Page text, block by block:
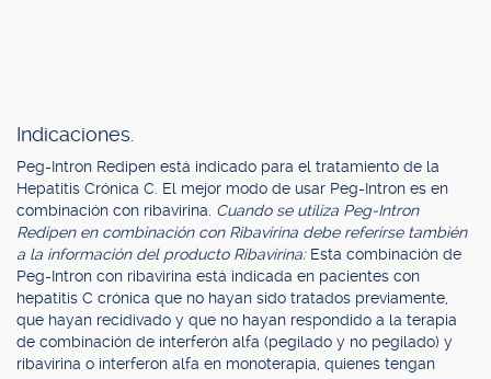
Indicaciones.
Peg-Intron Redipen está indicado para el tratamiento de la
Hepatitis Crónica C. El mejor modo de usar Peg-Intron es en
combinación con ribavirina. Cuando se utiliza Peg-Intron
Redipen en combinación con Ribavirina debe referirse también
a la información del producto Ribavirina: Esta combinación de
Peg-Intron con ribavirina está indicada en pacientes con
hepatitis C crónica que no hayan sido tratados previamente,
que hayan recidivado y que no hayan respondido a la terapia
de combinación de interferón alfa (pegilado y no pegilado) y
ribavirina o interferon alfa en monoterapia, quienes tengan